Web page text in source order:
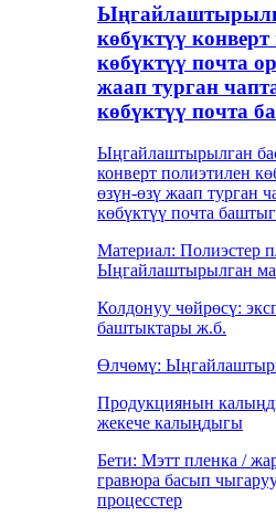
көбүктүү
көбүктүү почта
жаап турган
көбүктүү почта
Ыңгайлаштырылган
конверт полиэтилен
өзүн-өзү жаап турган
көбүктүү почта
Материал: Полиэстер
Ыңгайлаштырылган
Колдонуу чөйрөсү:
баштыктары ж.б.
Өлчөмү:
Продукциянын
жекече калыңдыгы
Бети: Мэтт пленка /
гравюра басып
процесстер